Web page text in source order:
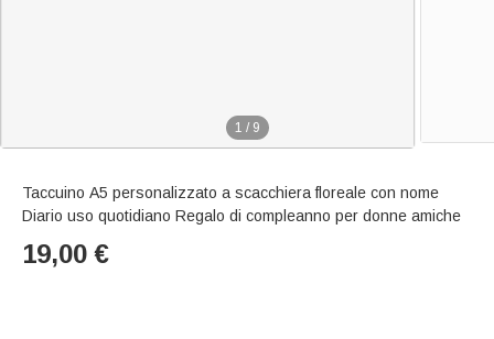
1 / 9
Taccuino A5 personalizzato a scacchiera floreale con nome
Diario uso quotidiano Regalo di compleanno per donne amiche
19,00 €